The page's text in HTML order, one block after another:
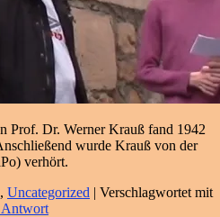
Prof. Dr. Werner Krauß fand 1942
wurde Krauß von der
verhört.
, Uncategorized | Verschlagwortet mit
Antwort